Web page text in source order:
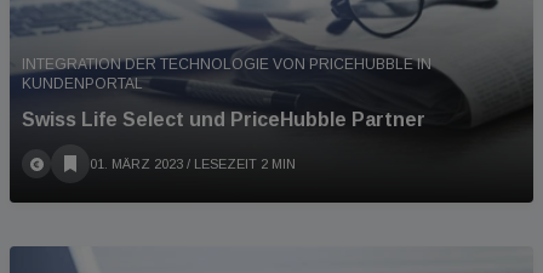
INTEGRATION DER TECHNOLOGIE VON PRICEHUBBLE IN
KUNDENPORTAL
Swiss Life Select und PriceHubble Partner
01. MÄRZ 2023 / LESEZEIT 2 MIN